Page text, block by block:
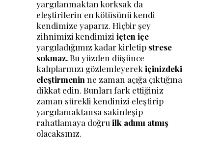
yargılanmaktan korksak da
eleştirilerin en kötüsünü kendi
kendimize yaparız. Hiçbir şey
zihnimizi kendimizi içten içe
yargıladığımız kadar kirletip strese
sokmaz.Bu yüzden düşünce
kalıplarınızı gözlemleyerek içinizdeki
eleştirmenin ne zaman açığa çıktığına
dikkat edin. Bunları fark ettiğiniz
zaman sürekli kendinizi eleştirip
yargılamaktansa sakinleşip
rahatlamaya doğru ilk adımı atmış
olacaksınız.